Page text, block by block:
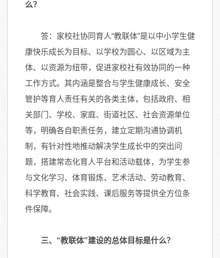
么？
答：家校社协同育人“教联体”是以中小学生健
康快乐成长为目标、以学校为圆心、以区域为主
体、以资源为纽带，促进家校社有效协同的一种
工作方式。其内涵是整合与学生健康成长、安全
管护等育人责任有关的各类主体，包括政府、相
关部门、学校、家庭、街道社区、社会资源单位
等，明确各自职责任务，建立定期沟通协调机
制，有针对性地推动解决学生成长中的突出问
题，搭建常态化育人平台和活动载体，为学生参
与文化学习、体育锻炼、艺术活动、劳动教育、
科学教育、社会实践、课后服务等提供全方位条
件保障。
三、“教联体”建设的总体目标是什么？